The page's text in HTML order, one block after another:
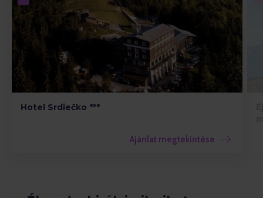
Hotel Srdiečko ***
Ajánlat megtekintése